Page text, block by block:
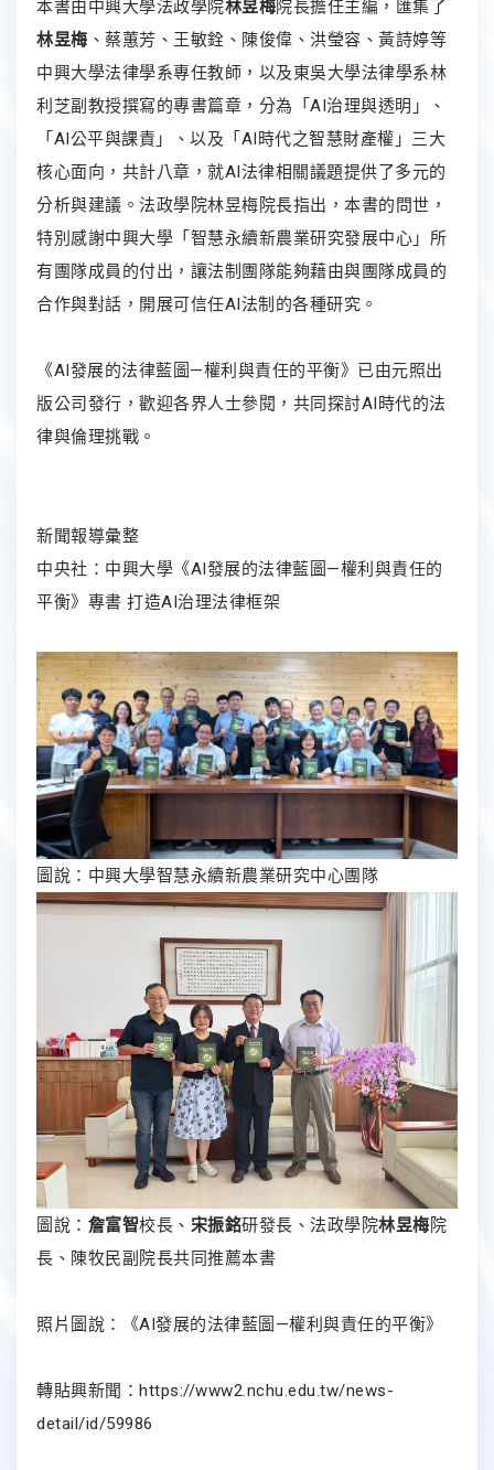
本書由中興大學法政學院林昱梅院長擔任主編，匯集了
林昱梅 、蔡蕙芳、王敏銓、陳俊偉、洪瑩容、黃詩婷等
中興大學法律學系專任教師，以及東吳大學法律學系林
利芝副教授撰寫的專書篇章，分為「AI治理與透明」、
「AI公平與課責」、以及「AI時代之智慧財產權」三大
核心面向，共計八章，就AI法律相關議題提供了多元的
分析與建議。法政學院林昱梅院長指出，本書的問世，
特別感謝中興大學「智慧永續新農業研究發展中心」所
有團隊成員的付出，讓法制團隊能夠藉由與團隊成員的
合作與對話，開展可信任AI法制的各種研究。
《AI發展的法律藍圖—權利與責任的平衡》已由元照出
版公司發行，歡迎各界人士參閱，共同探討AI時代的法
律與倫理挑戰。
新聞報導彙整
中央社 ：中興大學《AI發展的法律藍圖—權利與責任的
平衡》專書 打造AI治理法律框架
圖說：中興大學智慧永續新農業研究中心團隊
圖說： 詹富智校長、 宋振銘研發長、法政學院林昱梅院
長、陳牧民副院長共同推薦本書
照片圖說：《AI發展的法律藍圖—權利與責任的平衡》
轉貼興新聞： https://www2.nchu.edu.tw/news-
detail/id/59986